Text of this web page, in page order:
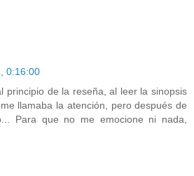
0:16:00
principio de la reseña, al leer la sinopsis
llamaba la atención, pero después de
Para que no me emocione ni nada,